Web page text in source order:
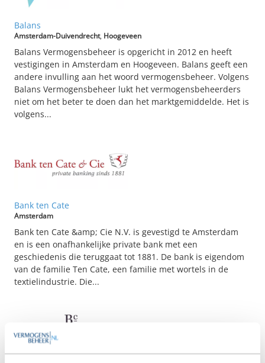
Balans
Amsterdam-Duivendrecht, Hoogeveen
Balans Vermogensbeheer is opgericht in 2012 en heeft
vestigingen in Amsterdam en Hoogeveen. Balans geeft een
andere invulling aan het woord vermogensbeheer. Volgens
Balans Vermogensbeheer lukt het vermogensbeheerders
niet om het beter te doen dan het marktgemiddelde. Het is
volgens...
Bank ten Cate
Amsterdam
Bank ten Cate &amp; Cie N.V. is gevestigd te Amsterdam
en is een onafhankelijke private bank met een
geschiedenis die teruggaat tot 1881. De bank is eigendom
van de familie Ten Cate, een familie met wortels in de
textielindustrie. Die...